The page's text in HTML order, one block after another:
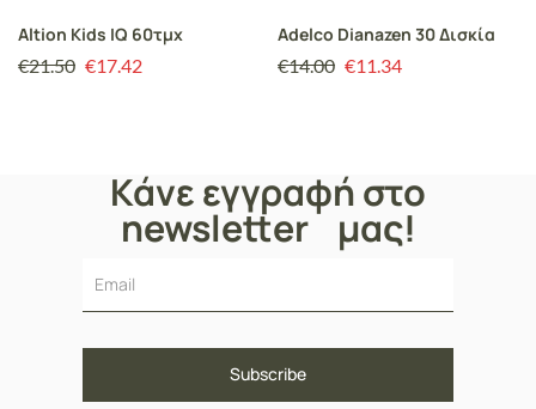
Altion Kids IQ 60τμχ
€21.50 €17.42
Adelco Dianazen 30 Δισκία
€14.00 €11.34
Κάνε εγγραφή στο
newsletter μας!